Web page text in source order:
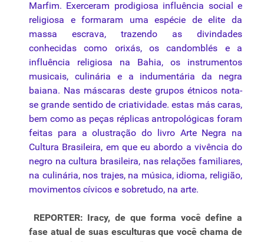
Marfim. Exerceram prodigiosa influência social e
religiosa e formaram uma espécie de elite da
massa escrava, trazendo as divindades
conhecidas como orixás, os candomblés e a
influência religiosa na Bahia, os instrumentos
musicais, culinária e a indumentária da negra
baiana. Nas máscaras deste grupos étnicos nota-
se grande sentido de criatividade. estas más caras,
bem como as peças réplicas antropológicas foram
feitas para a olustração do livro Arte Negra na
Cultura Brasileira, em que eu abordo a vivência do
negro na cultura brasileira, nas relações familiares,
na culinária, nos trajes, na música, idioma, religião,
movimentos cívicos e sobretudo, na arte.
REPORTER: Iracy, de que forma você define a
fase atual de suas esculturas que você chama de